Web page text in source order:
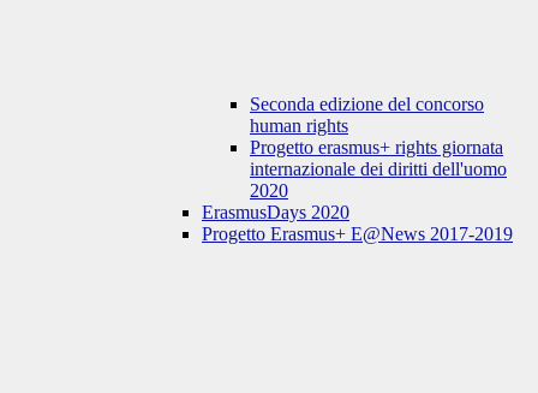
Seconda edizione del concorso
human rights
Progetto erasmus+ rights giornata
internazionale dei diritti dell'uomo
2020
ErasmusDays 2020
Progetto Erasmus+ E@News 2017-2019